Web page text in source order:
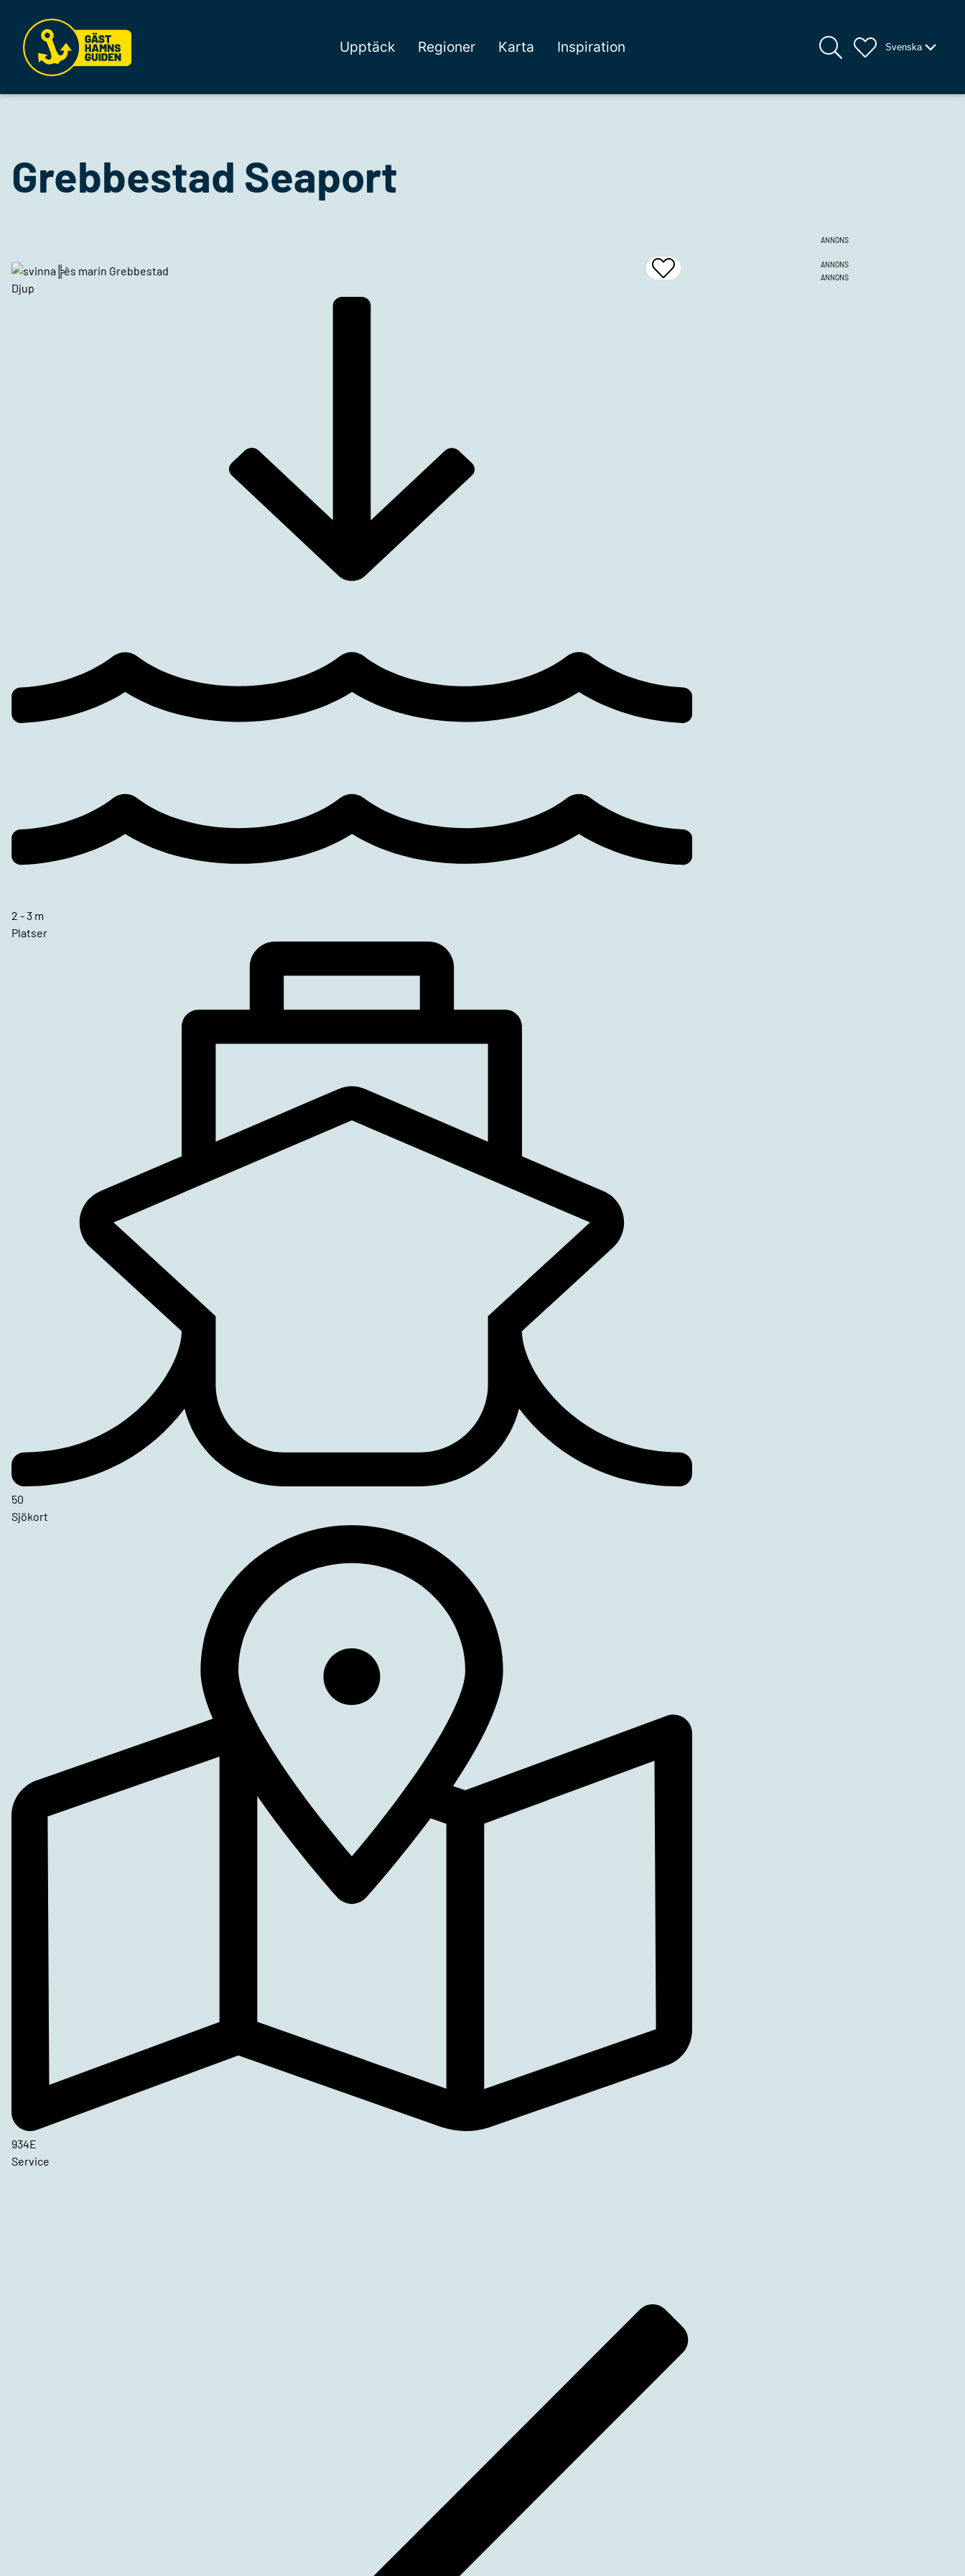
Upptäck Regioner Karta Inspiration Svenska
Grebbestad Seaport
Add
To
Djup
2 - 3 m
Platser
50
Sjökort
934E
Service
ANNONS
ANNONS
ANNONS